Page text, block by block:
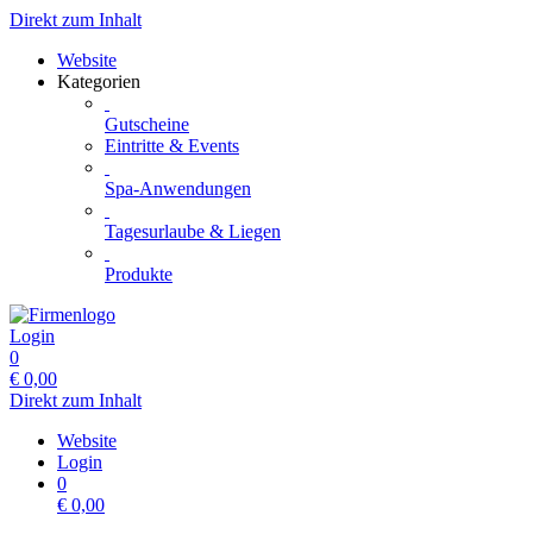
Direkt zum Inhalt
Website
Kategorien
Gutscheine
Eintritte & Events
Spa-Anwendungen
Tagesurlaube & Liegen
Produkte
Login
0
€ 0,00
Direkt zum Inhalt
Website
Login
0
€ 0,00